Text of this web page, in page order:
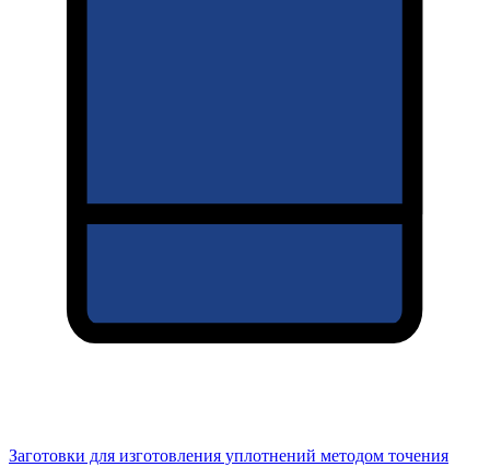
Заготовки для изготовления уплотнений методом точения